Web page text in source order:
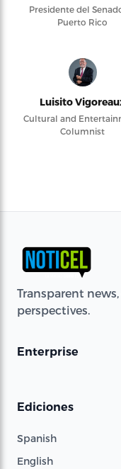
Presidente del
Puerto Rico
Luisito
Cultural and
Columnist
Transparent
perspectives.
Enterprise
Ediciones
Spanish
English